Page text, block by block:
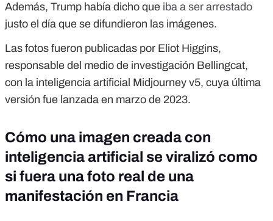
Además, Trump había dicho que iba a ser arrestado
justo el día que se difundieron las imágenes.
Las fotos fueron publicadas por Eliot Higgins,
responsable del medio de investigación Bellingcat,
con la inteligencia artificial Midjourney v5, cuya última
versión fue lanzada en marzo de 2023.
Cómo una imagen creada con
inteligencia artificial se viralizó como
si fuera una foto real de una
manifestación en Francia